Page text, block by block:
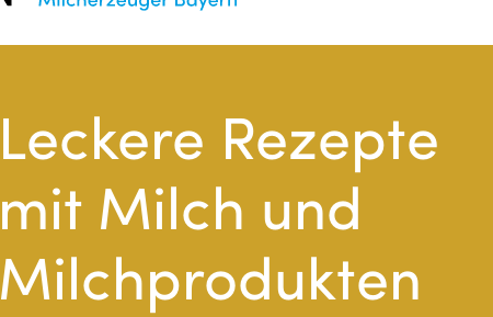
1
Leckere Rezepte
mit Milch und
Milchprodukten